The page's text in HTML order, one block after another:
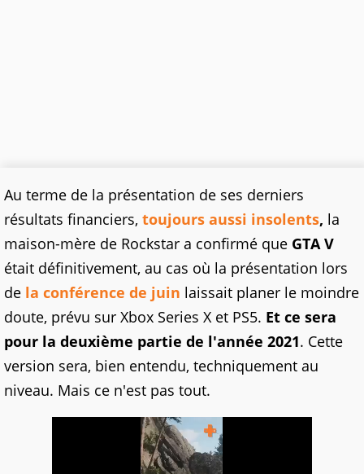
Au terme de la présentation de ses derniers
résultats financiers, toujours aussi insolents, la
maison-mère de Rockstar a confirmé que GTA V
était définitivement, au cas où la présentation lors
de la conférence de juin laissait planer le moindre
doute, prévu sur Xbox Series X et PS5. Et ce sera
pour la deuxième partie de l'année 2021. Cette
version sera, bien entendu, techniquement au
niveau. Mais ce n'est pas tout.